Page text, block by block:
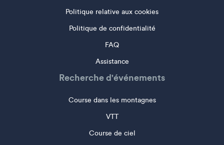
Politique relative aux cookies
Politique de confidentialité
FAQ
Assistance
Recherche d'événements
Course dans les montagnes
VTT
Course de ciel